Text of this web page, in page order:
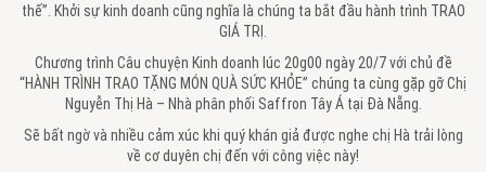
thế”. Khởi sự kinh doanh cũng nghĩa là chúng ta bắt đầu hành trình TRAO
GIÁ TRỊ.
Chương trình Câu chuyện Kinh doanh lúc 20g00 ngày 20/7 với chủ đề
“HÀNH TRÌNH TRAO TẶNG MÓN QUÀ SỨC KHỎE” chúng ta cùng gặp gỡ Chị
Nguyễn Thị Hà – Nhà phân phối Saffron Tây Á tại Đà Nẵng.
Sẽ bất ngờ và nhiều cảm xúc khi quý khán giả được nghe chị Hà trải lòng
về cơ duyên chị đến với công việc này!